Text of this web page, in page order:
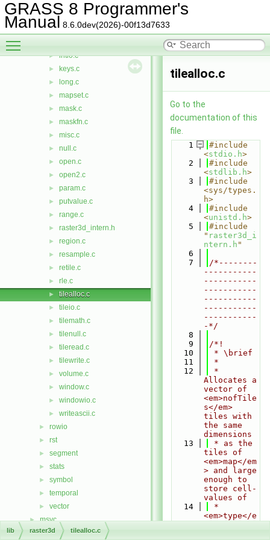
GRASS 8 Programmer's
Manual 8.6.0dev(2026)-00f13d7633
► header.c
► headerinfo.c
► history.c
► intio.c
► keys.c
► long.c
► mapset.c
► mask.c
► maskfn.c
► misc.c
► null.c
► open.c
► open2.c
► param.c
► putvalue.c
► range.c
► raster3d_intern.h
► region.c
► resample.c
► retile.c
► rle.c
► tilealloc.c
► tileio.c
► tilemath.c
► tilenull.c
► tileread.c
► tilewrite.c
► volume.c
► window.c
► windowio.c
► writeascii.c
► rowio
► rst
► segment
► stats
► symbol
► temporal
► vector
► msvc
► Globals
tilealloc.c
Go to the
documentation of this
file.
    1
#include
<stdio.h>
    2
#include
<stdlib.h>
    3
#include
<sys/types.
h>
    4
#include
<unistd.h>
    5
#include
" raster3d_i
ntern.h "
    6
    7
/*--------
-----------
-----------
-----------
-----------
-----------
-----------
-*/
    8
    9
/*!
   10
* \brief
   11
*
   12
*
Allocates a
vector of
<em>nofTile
s</em>
tiles with
the same
dimensions
   13
* as the
tiles of
<em>map</em
> and large
enough to
store cell-
values of
   14
*
<em>type</e
lib raster3d tilealloc.c